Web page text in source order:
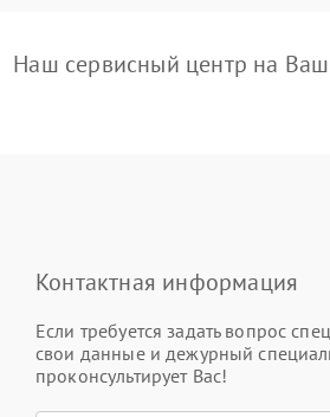
Наш сервисный центр на
Контактная информация
Если требуется задать вопрос
свои данные и дежурный
проконсультирует Вас!